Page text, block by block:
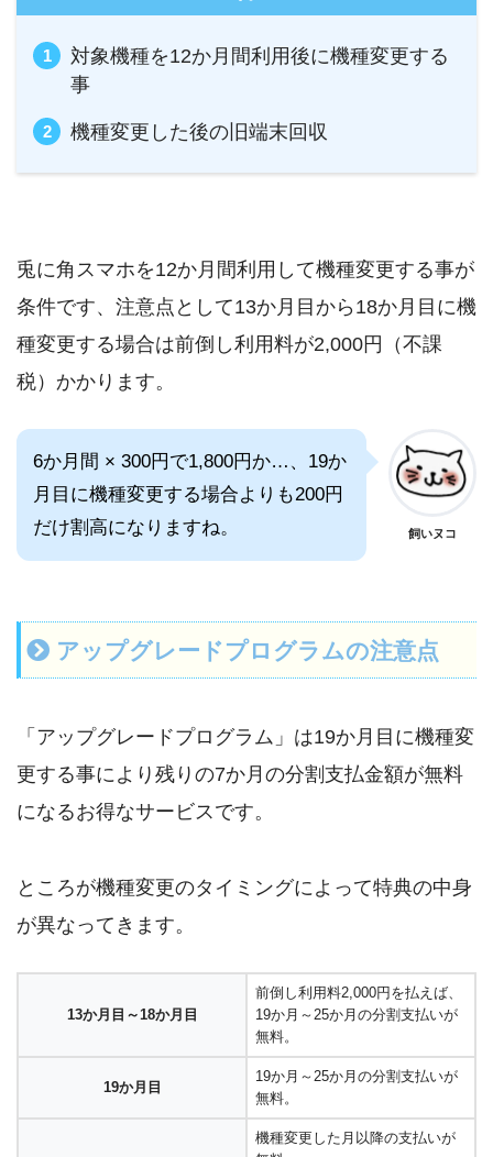
対象機種を12か月間利用後に機種変更する
事
機種変更した後の旧端末回収
兎に角スマホを12か月間利用して機種変更する事が
条件です、注意点として13か月目から18か月目に機
種変更する場合は前倒し利用料が2,000円（不課
税）かかります。
6か月間 × 300円で1,800円か…、19か
月目に機種変更する場合よりも200円
だけ割高になりますね。
飼いヌコ
アップグレードプログラムの注意点
「アップグレードプログラム」は19か月目に機種変
更する事により残りの7か月の分割支払金額が無料
になるお得なサービスです。
ところが機種変更のタイミングによって特典の中身
が異なってきます。
13か月目～18か月目
前倒し利用料2,000円を払えば、
19か月～25か月の分割支払いが
無料。
19か月目
19か月～25か月の分割支払いが
無料。
機種変更した月以降の支払いが